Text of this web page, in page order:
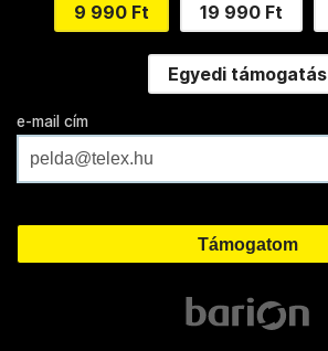
9 990 Ft 19 990 Ft
Egyedi támogatás
e-mail cím